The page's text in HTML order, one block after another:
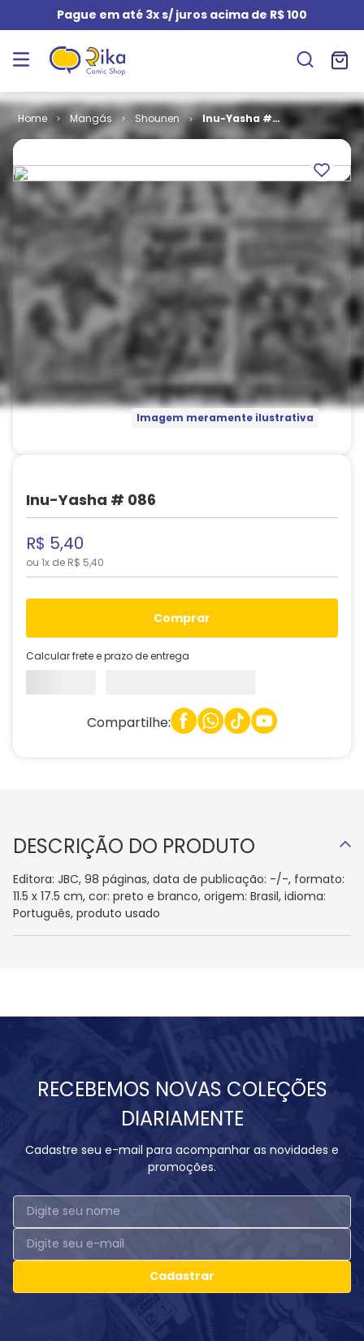
Pague em até 3x s/ juros acima de R$ 100
Mangás Shounen
Inu-Yasha #
Imagem meramente ilustrativa
Inu-Yasha # 086
R$ 5,40
ou 1x de R$ 5,40
comprar
Calcular frete e prazo de entrega
Compartilhe:
DESCRIÇÃO DO PRODUTO
Editora: JBC, 98 páginas, data de publicação: -/-, formato:
11.5 x 17.5 cm, cor: preto e branco, origem: Brasil, idioma:
Português, produto usado
RECEBEMOS NOVAS COLEÇÕES
DIARIAMENTE
Cadastre seu e-mail para acompanhar as novidades e
promoções.
Cadastrar